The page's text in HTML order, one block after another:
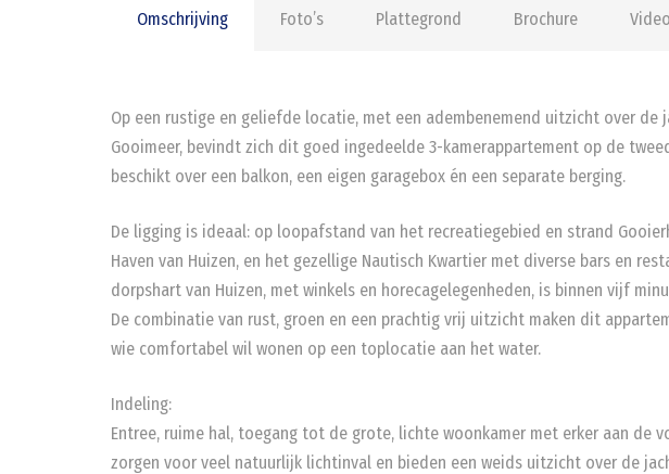
Omschrijving Foto’s Plattegrond Brochure Video
Op een rustige en geliefde locatie, met een adembenemend uitzicht over de
Gooimeer, bevindt zich dit goed ingedeelde 3-kamerappartement op de
beschikt over een balkon, een eigen garagebox én een separate berging.
De ligging is ideaal: op loopafstand van het recreatiegebied en strand
Haven van Huizen, en het gezellige Nautisch Kwartier met diverse bars en
dorpshart van Huizen, met winkels en horecagelegenheden, is binnen vijf
De combinatie van rust, groen en een prachtig vrij uitzicht maken dit
wie comfortabel wil wonen op een toplocatie aan het water.
Indeling:
Entree, ruime hal, toegang tot de grote, lichte woonkamer met erker aan de
zorgen voor veel natuurlijk lichtinval en bieden een weids uitzicht over de